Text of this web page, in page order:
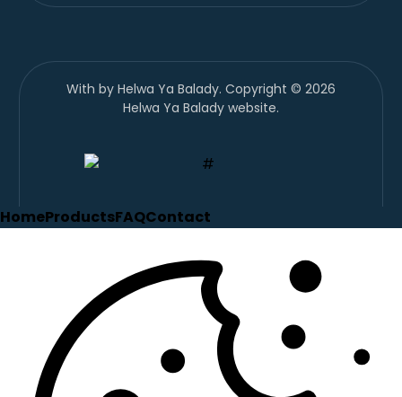
With by Helwa Ya Balady. Copyright © 2026
Helwa Ya Balady website.
HomeProductsFAQContact